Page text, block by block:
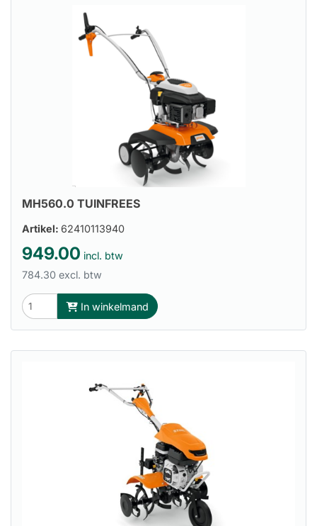
MH560.0 TUINFREES
Artikel: 62410113940
949.00 incl. btw
784.30 excl. btw
In winkelmand